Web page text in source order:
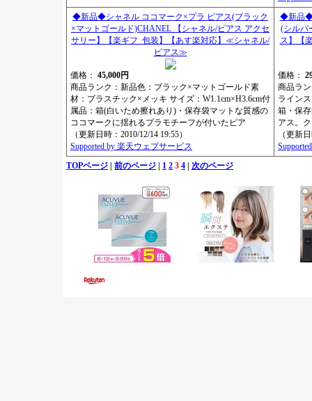
◆新品◆シャネル ココマーク×プラ ピアス(ブラック
×マットゴールド)CHANEL 【シャネル/ピアス アクセ
サリー】【楽ギフ_包装】【あす楽対応】≪シャネル/
ピアス≫
価格： 45,000円
商品ランク：新品色：ブラック×マットゴールド素
材：プラスチック×メッキ サイズ：W1.1cm×H3.6cm付
属品：箱(白いため擦れあり)・保存袋マットな質感の
ココマークに揺れるプラモチーフが付いたピア
（更新日時：2010/12/14 19:55）
Supported by 楽天ウェブサービス
◆新品◆
(シルバ
ス】【
価格：
商品ラ
ライン
箱・保
アス。
（更新
TOPページ
前のページ 1 2 3 4 次のページ